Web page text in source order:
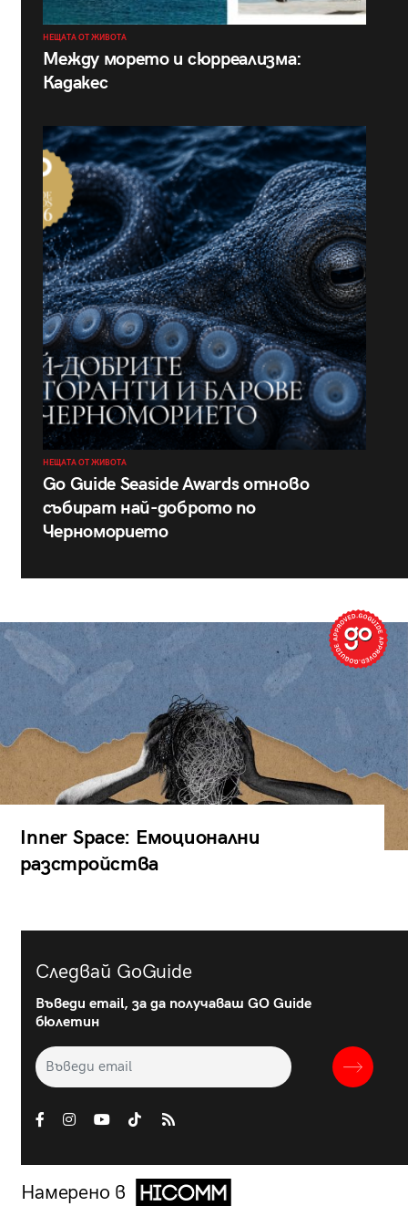
НЕЩАТА ОТ ЖИВОТА
Между морето и сюрреализма:
Кадакес
НЕЩАТА ОТ ЖИВОТА
Go Guide Seaside Awards отново
събират най-доброто по
Черноморието
Inner Space: Емоционални
разстройства
Следвай GoGuide
Въведи email, за да получаваш GO Guide
бюлетин
Намерено в